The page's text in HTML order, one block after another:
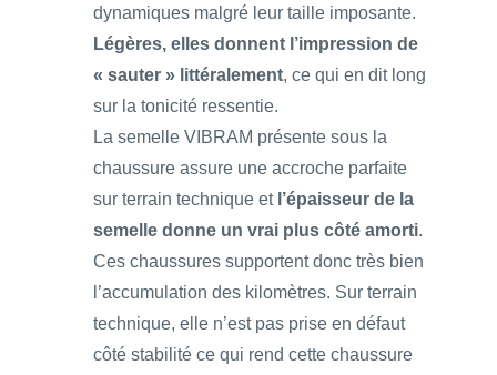
dynamiques malgré leur taille imposante.
Légères, elles donnent l’impression de
« sauter » littéralement, ce qui en dit long
sur la tonicité ressentie.
La semelle VIBRAM présente sous la
chaussure assure une accroche parfaite
sur terrain technique et l’épaisseur de la
semelle donne un vrai plus côté amorti.
Ces chaussures supportent donc très bien
l’accumulation des kilomètres. Sur terrain
technique, elle n’est pas prise en défaut
côté stabilité ce qui rend cette chaussure